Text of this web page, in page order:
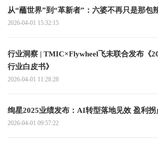
从“蘸世界”到“革新者”：六婆不再只是那包
2026-04-01 15:32:15
行业洞察 | TMIC×Flywheel飞未联合发布《
行业白皮书》
2026-04-01 11:28:28
绚星2025业绩发布：AI转型落地见效 盈利拐
2026-04-01 09:57:22